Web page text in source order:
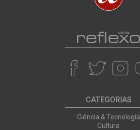
CATEGORIAS
Ciência & Tecnologia
Cultura